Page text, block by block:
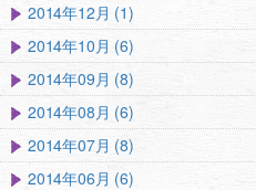
2014年12月 (1)
2014年10月 (6)
2014年09月 (8)
2014年08月 (6)
2014年07月 (8)
2014年06月 (6)